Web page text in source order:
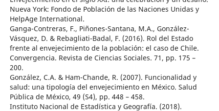
Nueva York: Fondo de Población de las Naciones Unidas y
HelpAge International.
Ganga-Contreras, F., Piñones-Santana, M.A., González-
Vásquez, D. & Rebagliati-Badal, F. (2016). Rol del Estado
frente al envejecimiento de la población: el caso de Chile.
Convergencia. Revista de Ciencias Sociales. 71, pp. 175 –
200.
González, C.A. & Ham-Chande, R. (2007). Funcionalidad y
salud: una tipología del envejecimiento en México. Salud
Pública de México, 49 (S4), pp. 448 – 458.
Instituto Nacional de Estadística y Geografía. (2018).